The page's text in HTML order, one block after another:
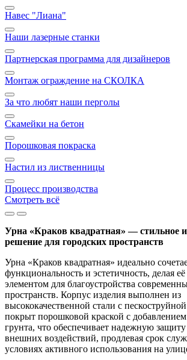
Навес "Лиана"
Наши лазерные станки
Партнерская программа для дизайнеров
Монтаж ограждение на СКОЛКА
За что любят наши перголы
Скамейки на бетон
Порошковая покраска
Настил из лиственницы
Процесс производства
Смотреть всё
Урна «Краков квадратная» — стильное и
решение для городских пространств
Урна «Краков квадратная» идеально
функциональность и эстетичность, делая
элементом для благоустройства
пространств. Корпус изделия выполнен из
высококачественной стали с
покрыт порошковой краской с
грунта, что обеспечивает надежную
внешних воздействий, продлевая срок
условиях активного использования на